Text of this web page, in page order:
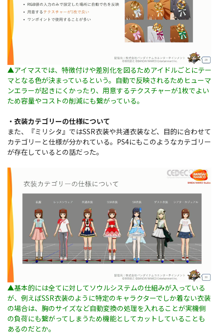
▲アイマスでは、特徴付けや差別化を図るためアイドルごとにテー
マとなる色が決まっているという。自動で反映されるためヒューマ
ンエラーが起きにくかったり、用意するテクスチャーが1枚でよい
ため容量やコストの削減にも繋がっている。
・衣装カテゴリーの仕様について
また、『ミリシタ』ではSSR衣装や共通衣装など、目的に合わせて
カテゴリーと仕様が分かれている。PS4にもこのようなカテゴリー
が存在しているとの話だった。
▲基本的には全てに対してソウルシステムの仕組みが入っている
が、例えばSSR衣装のように特定のキャラクターでしか着ない衣装
の場合は、胸のサイズなど自動変換の処理を入れることが実機側
の負荷にも繋がってしまうため機能としてカットしていることも
あるのだとか。